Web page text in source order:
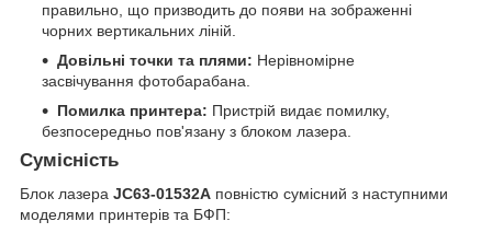
правильно, що призводить до появи на зображенні
чорних вертикальних ліній.
Довільні точки та плями: Нерівномірне
засвічування фотобарабана.
Помилка принтера: Пристрій видає помилку,
безпосередньо пов'язану з блоком лазера.
Сумісність
Блок лазера JC63-01532A повністю сумісний з наступними
моделями принтерів та БФП: